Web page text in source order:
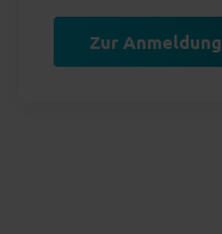
Zur Anmeldung